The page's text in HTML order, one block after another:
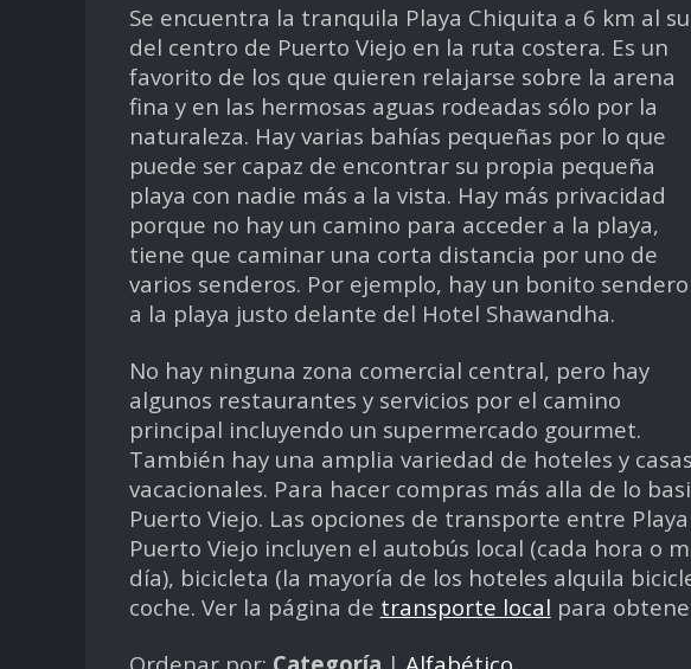
Se encuentra la tranquila Playa Chiquita a 6 km al
del centro de Puerto Viejo en la ruta costera. Es un
favorito de los que quieren relajarse sobre la arena
fina y en las hermosas aguas rodeadas sólo por la
naturaleza. Hay varias bahías pequeñas por lo que
puede ser capaz de encontrar su propia pequeña
playa con nadie más a la vista. Hay más privacidad
porque no hay un camino para acceder a la playa,
tiene que caminar una corta distancia por uno de
varios senderos. Por ejemplo, hay un bonito sendero
a la playa justo delante del Hotel Shawandha.
No hay ninguna zona comercial central, pero hay
algunos restaurantes y servicios por el camino
principal incluyendo un supermercado gourmet.
También hay una amplia variedad de hoteles y casas
vacacionales. Para hacer compras más alla de lo
Puerto Viejo. Las opciones de transporte entre
Puerto Viejo incluyen el autobús local (cada hora o
día), bicicleta (la mayoría de los hoteles alquila
coche. Ver la página de transporte local para